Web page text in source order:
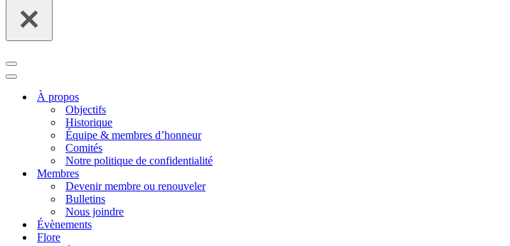
Menu
de
navigation
Menu
navigationÀ propos
Objectifs
Historique
Équipe & membres d’honneur
Comités
Notre politique de confidentialité
Membres
Devenir membre ou renouveler
Bulletins
Nous joindre
Évènements
Flore